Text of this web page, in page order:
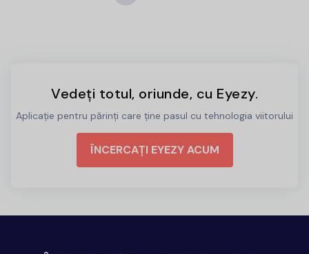
Vedeți totul, oriunde, cu Eyezy.
Aplicație pentru părinți care ține pasul cu tehnologia viitorului
ÎNCERCAȚI EYEZY ACUM